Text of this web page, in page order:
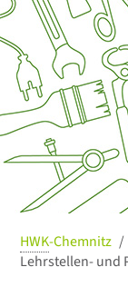
HWK-Chemnitz
Lehrstellen- und